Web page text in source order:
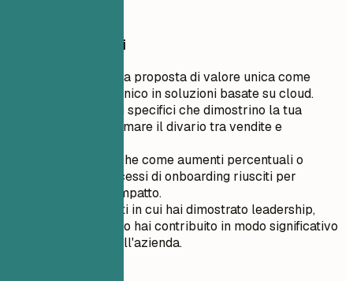
Consigli rapidi
Evidenzia la tua proposta di valore unica come
specialista tecnico in soluzioni basate su cloud.
Includi risultati specifici che dimostrino la tua
capacità di colmare il divario tra vendite e
Utilizza metriche come aumenti percentuali o
numero di processi di onboarding riusciti per
quantificare l'impatto.
Mostra progetti in cui hai dimostrato leadership,
abilità tecnica o hai contribuito in modo significativo
al successo dell'azienda.